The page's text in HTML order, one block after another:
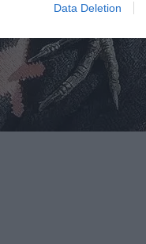
Data Deletion